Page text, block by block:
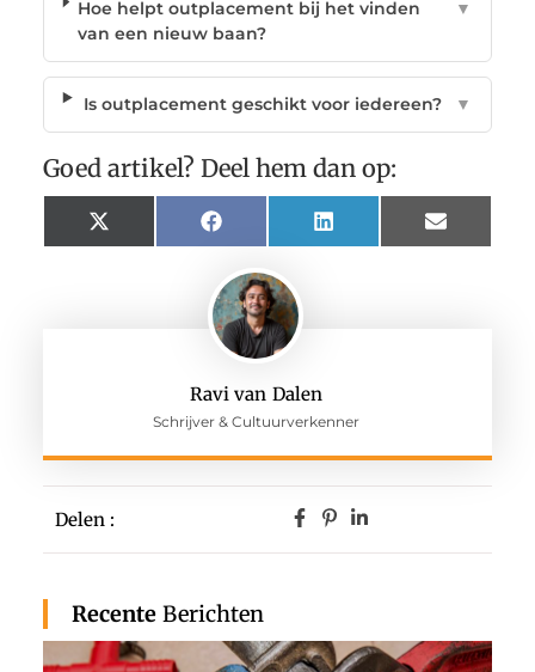
Ravi van Dalen
Schrijver & Cultuurverkenner
Delen :
Recente Berichten
Hoe helpt outplacement bij het vinden
van een nieuw baan?
▼
Is outplacement geschikt voor iedereen? ▼
Goed artikel? Deel hem dan op:
X
(Twitter)
Facebook LinkedIn Email